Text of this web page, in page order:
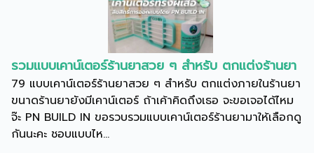
รวมแบบเคาน์เตอร์ร้านยาสวย ๆ สำหรับ ตกแต่งร้านยา
79 แบบเคาน์เตอร์ร้านยาสวย ๆ สำหรับ ตกแต่งภายในร้านยา
ขนาดร้านยายังมีเคาน์เตอร์ ถ้าเค้าคิดถึงเธอ จะขอเจอได้ไหม
จ๊ะ PN BUILD IN ขอรวบรวมแบบเคาน์เตอร์ร้านยามาให้เลือกดู
กันนะคะ ชอบแบบไห...